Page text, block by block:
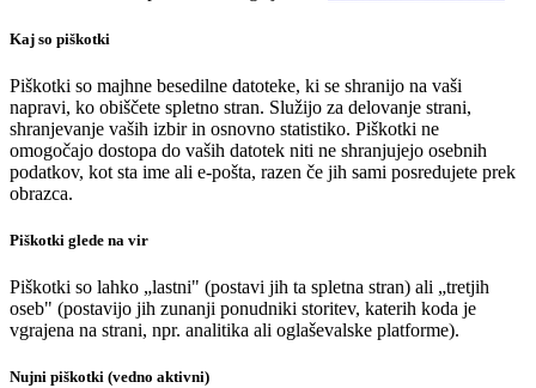
Kaj so piškotki
Piškotki so majhne besedilne datoteke, ki se shranijo na vaši
napravi, ko obiščete spletno stran. Služijo za delovanje strani,
shranjevanje vaših izbir in osnovno statistiko. Piškotki ne
omogočajo dostopa do vaših datotek niti ne shranjujejo osebnih
podatkov, kot sta ime ali e-pošta, razen če jih sami posredujete prek
obrazca.
Piškotki glede na vir
Piškotki so lahko „lastni" (postavi jih ta spletna stran) ali „tretjih
oseb" (postavijo jih zunanji ponudniki storitev, katerih koda je
vgrajena na strani, npr. analitika ali oglaševalske platforme).
Nujni piškotki (vedno aktivni)